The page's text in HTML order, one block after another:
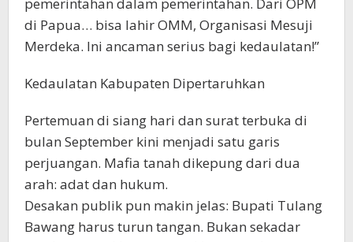
pemerintahan dalam pemerintahan. Dari OPM
di Papua… bisa lahir OMM, Organisasi Mesuji
Merdeka. Ini ancaman serius bagi kedaulatan!”
Kedaulatan Kabupaten Dipertaruhkan
Pertemuan di siang hari dan surat terbuka di
bulan September kini menjadi satu garis
perjuangan. Mafia tanah dikepung dari dua
arah: adat dan hukum.
Desakan publik pun makin jelas: Bupati Tulang
Bawang harus turun tangan. Bukan sekadar